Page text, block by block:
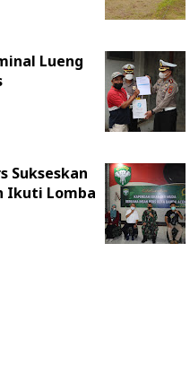
Lueng
Sukseskan
Ikuti Lomba